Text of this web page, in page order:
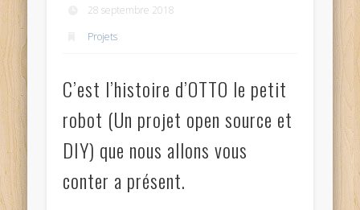
28 septembre 2018
Projets
C’est l’histoire d’OTTO le petit
robot (Un projet open source et
DIY) que nous allons vous
conter a présent.